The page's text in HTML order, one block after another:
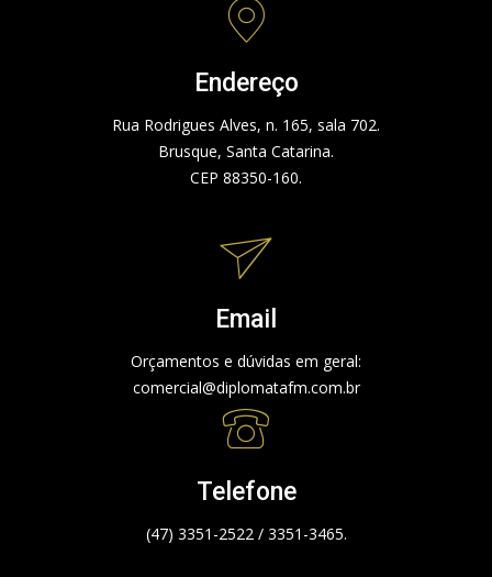
Endereço
Rua Rodrigues Alves, n. 165, sala 702.
Brusque, Santa Catarina.
CEP 88350-160.
Email
Orçamentos e dúvidas em geral:
comercial@diplomatafm.com.br
Telefone
(47) 3351-2522 / 3351-3465.